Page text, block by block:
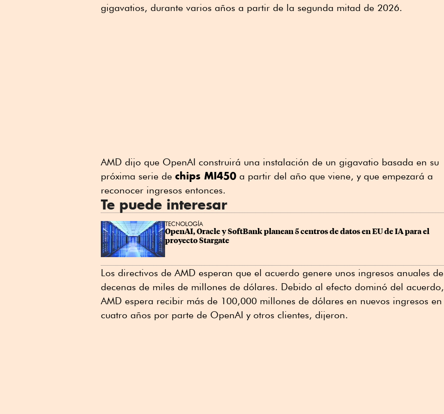
gigavatios, durante varios años a partir de la segunda mitad de 2026.
AMD dijo que OpenAI construirá una instalación de un gigavatio basada en su
próxima serie de chips MI450 a partir del año que viene, y que empezará a
reconocer ingresos entonces.
Te puede interesar
TECNOLOGÍA
OpenAI, Oracle y SoftBank planean 5 centros de datos en EU de IA para el
proyecto Stargate
Los directivos de AMD esperan que el acuerdo genere unos ingresos anuales de
decenas de miles de millones de dólares. Debido al efecto dominó del acuerdo,
AMD espera recibir más de 100,000 millones de dólares en nuevos ingresos en
cuatro años por parte de OpenAI y otros clientes, dijeron.